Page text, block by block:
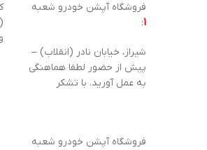
فروشگاه آپشن خودرو شعبه
1
:
شیراز، خیابان نادر (انقلاب) –
پیش از حضور لطفا هماهنگی
به عمل آورید. با تشکر
فروشگاه آپشن خودرو شعبه